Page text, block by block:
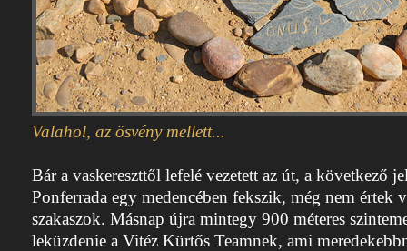
Valahol, az ösvény mellett...
Bár a vaskereszttől lefelé vezetett az út, a következő
Ponferrada egy medencében fekszik, még nem értek
szakaszok. Másnap újra mintegy 900 méteres
leküzdenie a Vitéz Kürtős Teamnek, ami